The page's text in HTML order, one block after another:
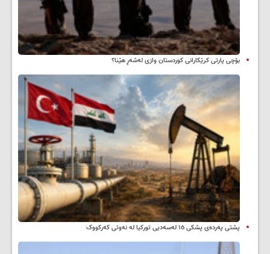
بۆچی پارتی کرێکارانی کوردستان وازی لەشەڕ هێنا؟
پشتی پەردەی پشکی ١٥ لەسەدیی تورکیا لە نەوتی کەرکووک